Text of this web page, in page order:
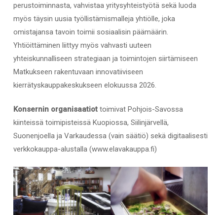
perustoiminnasta, vahvistaa yritysyhteistyötä sekä luoda
myös täysin uusia työllistämismalleja yhtiölle, joka
omistajansa tavoin toimii sosiaalisin päämäärin.
Yhtiöittäminen liittyy myös vahvasti uuteen
yhteiskunnalliseen strategiaan ja toimintojen siirtämiseen
Matkukseen rakentuvaan innovatiiviseen
kierrätyskauppakeskukseen elokuussa 2026.
Konsernin organisaatiottoimivat Pohjois-Savossa
kiinteissä toimipisteissä Kuopiossa, Siilinjärvellä,
Suonenjoella ja Varkaudessa (vain säätiö) sekä digitaalisesti
verkkokauppa-alustalla (www.elavakauppa.fi)